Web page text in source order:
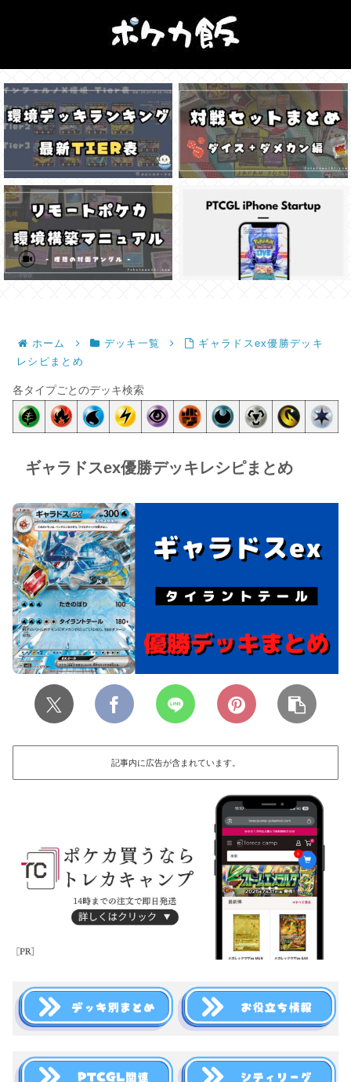
ホーム デッキ一覧
ギャラドスex優勝デッキ
レシピまとめ
各タイプごとのデッキ検索
ギャラドスex優勝デッキレシピまとめ
記事内に広告が含まれています。